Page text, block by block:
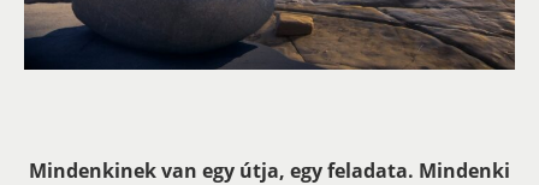
Mindenkinek van egy útja, egy feladata. Mindenki